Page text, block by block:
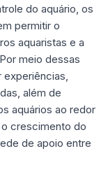
do aquário, os
permitir o
aquaristas e a
meio dessas
experiências,
além de
aquários ao redor
crescimento do
de apoio entre